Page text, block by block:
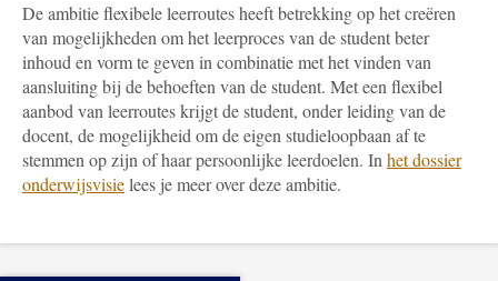
De ambitie flexibele leerroutes heeft betrekking op het creëren
van mogelijkheden om het leerproces van de student beter
inhoud en vorm te geven in combinatie met het vinden van
aansluiting bij de behoeften van de student. Met een flexibel
aanbod van leerroutes krijgt de student, onder leiding van de
docent, de mogelijkheid om de eigen studieloopbaan af te
stemmen op zijn of haar persoonlijke leerdoelen. In het dossier
onderwijsvisielees je meer over deze ambitie.